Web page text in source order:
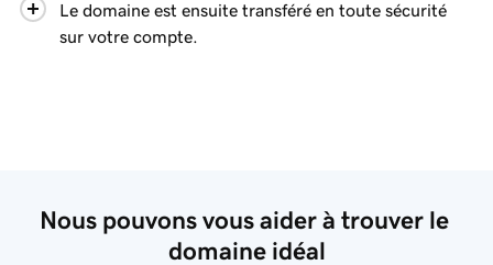
Le domaine est ensuite transféré en toute sécurité
sur votre compte.
Nous pouvons vous aider à trouver le
domaine idéal